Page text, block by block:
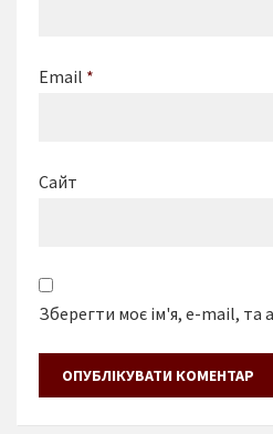
Email *
Сайт
Зберегти моє ім'я, e-mail, та